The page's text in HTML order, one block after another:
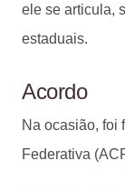
ele se articula,
estaduais.
Acordo
Na ocasião, foi
Federativa